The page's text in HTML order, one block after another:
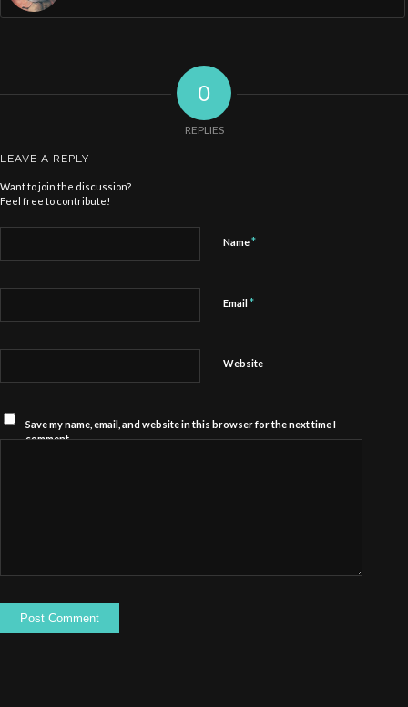
0
REPLIES
LEAVE A REPLY
Want to join the discussion?
Feel free to contribute!
Name*
Email*
Website
Save my name, email, and website in this browser for the next time I
comment.